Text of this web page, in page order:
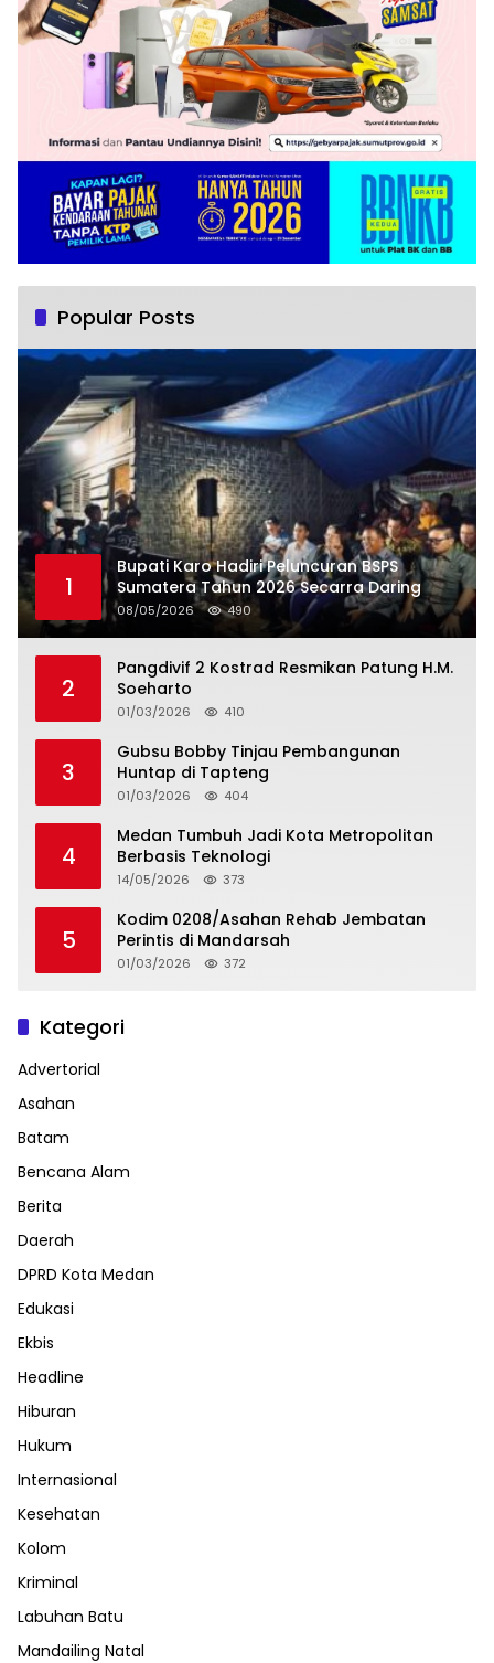
Popular Posts
1
Bupati Karo Hadiri Peluncuran BSPS
Sumatera Tahun 2026 Secarra Daring
08/05/2026 490
2
Pangdivif 2 Kostrad Resmikan Patung H.M.
Soeharto
01/03/2026 410
3
Gubsu Bobby Tinjau Pembangunan
Huntap di Tapteng
01/03/2026 404
4
Medan Tumbuh Jadi Kota Metropolitan
Berbasis Teknologi
14/05/2026 373
5
Kodim 0208/Asahan Rehab Jembatan
Perintis di Mandarsah
01/03/2026 372
Kategori
Advertorial
Asahan
Batam
Bencana Alam
Berita
Daerah
DPRD Kota Medan
Edukasi
Ekbis
Headline
Hiburan
Hukum
Internasional
Kesehatan
Kolom
Kriminal
Labuhan Batu
Mandailing Natal